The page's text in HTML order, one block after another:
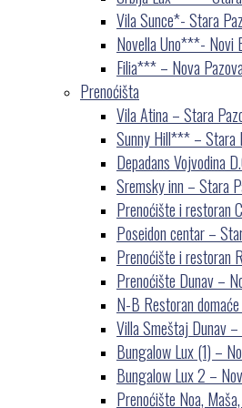
Vila Sunce*- Stara
Novella Uno***- Novi
Filia*** – Nova Pazova
Prenoćišta
Vila Atina – Stara
Sunny Hill*** – Stara
Depadans Vojvodina
Sremsky inn – Stara
Prenoćište i restoran
Poseidon centar –
Prenoćište i restoran
Prenoćište Dunav –
N-B Restoran
Villa Smeštaj Dunav
Bungalow Lux (1) –
Bungalow Lux 2 –
Prenoćište Noa,